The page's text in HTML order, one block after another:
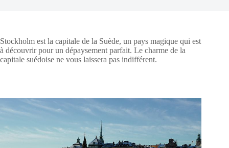
Stockholm est la capitale de la Suède, un pays magique qui est
à découvrir pour un dépaysement parfait. Le charme de la
capitale suédoise ne vous laissera pas indifférent.